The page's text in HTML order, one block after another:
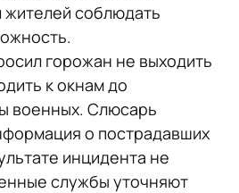
жителей соблюдать
горожан не выходить
к окнам до
военных. Слюсарь
о пострадавших
инцидента не
службы уточняют